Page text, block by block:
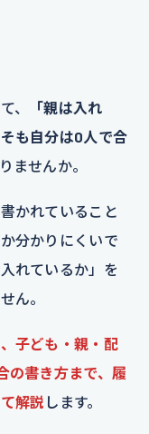
、
「親は入れ
も自分は0人で合
ませんか。
かれていること
分かりにくいで
れているか」を
ん。
子ども・親・配
の書き方まで、履
解説 します。